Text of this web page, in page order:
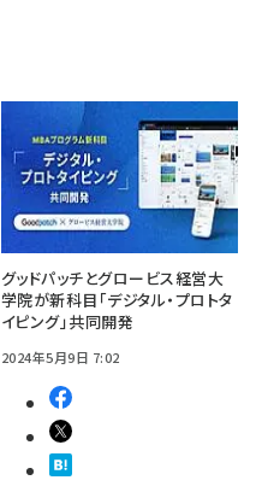
グッドパッチとグロービス経営大
学院が新科目「デジタル・プロトタ
イピング」共同開発
2024年5月9日 7:02